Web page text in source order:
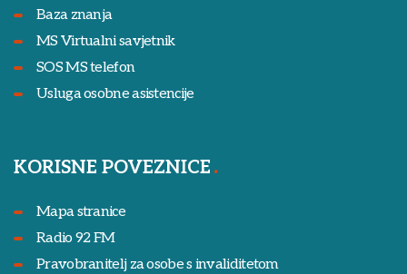
Baza znanja
MS Virtualni savjetnik
SOS MS telefon
Usluga osobne asistencije
KORISNE POVEZNICE
Mapa stranice
Radio 92 FM
Pravobranitelj za osobe s invaliditetom